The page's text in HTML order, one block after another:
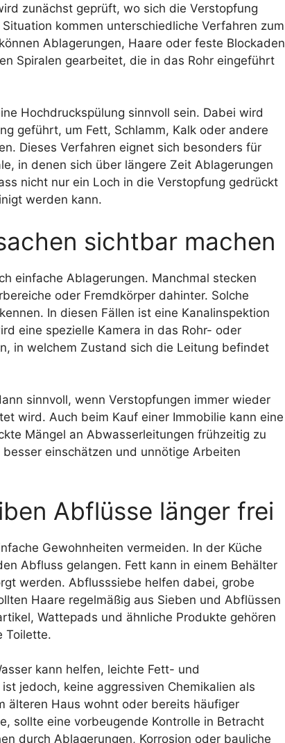
zunächst geprüft, wo sich die Verstopfung
kommen unterschiedliche Verfahren zum
Ablagerungen, Haare oder feste Blockaden
Spiralen gearbeitet, die in das Rohr eingeführt
Hochdruckspülung sinnvoll sein. Dabei wird
geführt, um Fett, Schlamm, Kalk oder andere
Dieses Verfahren eignet sich besonders für
in denen sich über längere Zeit Ablagerungen
nicht nur ein Loch in die Verstopfung gedrückt
werden kann.
sichtbar machen
einfache Ablagerungen. Manchmal stecken
oder Fremdkörper dahinter. Solche
In diesen Fällen ist eine Kanalinspektion
eine spezielle Kamera in das Rohr- oder
in welchem Zustand sich die Leitung befindet
sinnvoll, wenn Verstopfungen immer wieder
wird. Auch beim Kauf einer Immobilie kann eine
Mängel an Abwasserleitungen frühzeitig zu
einschätzen und unnötige Arbeiten
Abflüsse länger frei
Gewohnheiten vermeiden. In der Küche
Abfluss gelangen. Fett kann in einem Behälter
werden. Abflusssiebe helfen dabei, grobe
Haare regelmäßig aus Sieben und Abflüssen
Wattepads und ähnliche Produkte gehören
Toilette.
kann helfen, leichte Fett- und
jedoch, keine aggressiven Chemikalien als
älteren Haus wohnt oder bereits häufiger
sollte eine vorbeugende Kontrolle in Betracht
durch Ablagerungen, Korrosion oder bauliche